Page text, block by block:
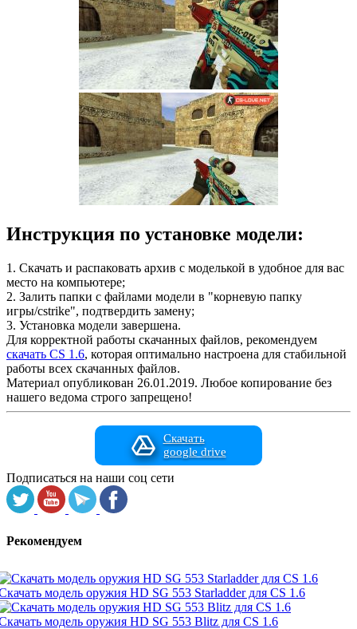
Инструкция по установке модели:
1. Скачать и распаковать архив с моделькой в удобное для вас
место на компьютере;
2. Залить папки с файлами модели в "корневую папку
игры/cstrike", подтвердить замену;
3. Установка модели завершена.
Для корректной работы скачанных файлов, рекомендуем
скачать CS 1.6, которая оптимально настроена для стабильной
работы всех скачанных файлов.
Материал опубликован 26.01.2019. Любое копирование без
нашего ведома строго запрещено!
Скачать
google drive
Подписаться на наши соц сети
Рекомендуем
модель оружия HD SG 553 Starladder для CS 1.6
модель оружия HD SG 553 Blitz для CS 1.6